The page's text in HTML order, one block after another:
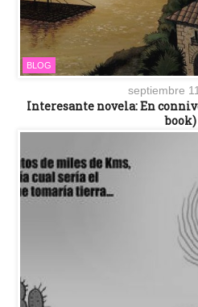
BLOG
septiembre
Interesante novela: En
book)